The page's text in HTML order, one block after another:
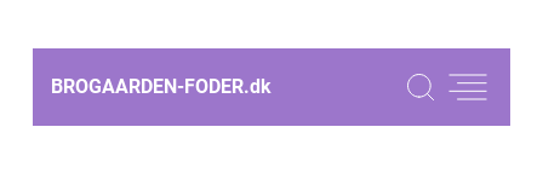
BROGAARDEN-FODER.dk